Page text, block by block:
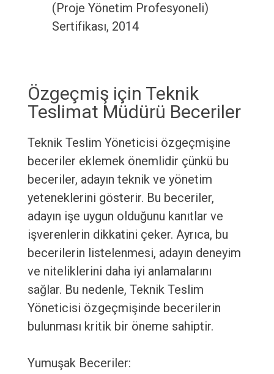
(Proje Yönetim Profesyoneli)
Sertifikası, 2014
Özgeçmiş için Teknik
Teslimat Müdürü Beceriler
Teknik Teslim Yöneticisi özgeçmişine
beceriler eklemek önemlidir çünkü bu
beceriler, adayın teknik ve yönetim
yeteneklerini gösterir. Bu beceriler,
adayın işe uygun olduğunu kanıtlar ve
işverenlerin dikkatini çeker. Ayrıca, bu
becerilerin listelenmesi, adayın deneyim
ve niteliklerini daha iyi anlamalarını
sağlar. Bu nedenle, Teknik Teslim
Yöneticisi özgeçmişinde becerilerin
bulunması kritik bir öneme sahiptir.
Yumuşak Beceriler: